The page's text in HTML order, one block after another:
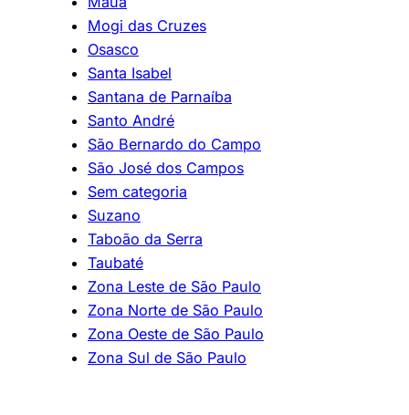
Mogi das Cruzes
Osasco
Santa Isabel
Santana de Parnaíba
Santo André
São Bernardo do Campo
São José dos Campos
Sem categoria
Suzano
Taboão da Serra
Taubaté
Zona Leste de São Paulo
Zona Norte de São Paulo
Zona Oeste de São Paulo
Zona Sul de São Paulo